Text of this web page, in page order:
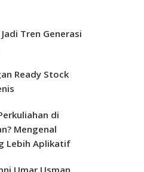
Tren Generasi
Ready Stock
di
Mengenal
Lebih Aplikatif
Umar Usman